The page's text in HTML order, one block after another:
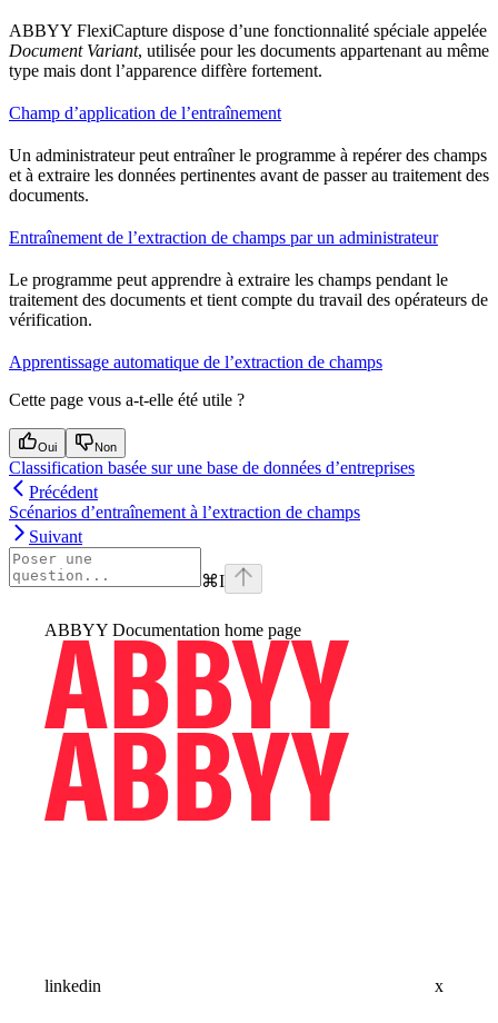
ABBYY FlexiCapture dispose d’une fonctionnalité spéciale appelée
Document Variant, utilisée pour les documents appartenant au même
type mais dont l’apparence diffère fortement.
Champ d’application de l’entraînement
Un administrateur peut entraîner le programme à repérer des champs
et à extraire les données pertinentes avant de passer au traitement des
documents.
Entraînement de l’extraction de champs par un administrateur
Le programme peut apprendre à extraire les champs pendant le
traitement des documents et tient compte du travail des opérateurs de
vérification.
Apprentissage automatique de l’extraction de champs
Cette page vous a-t-elle été utile ?
Oui Non
Classification basée sur une base de données d’entreprises
Précédent
Scénarios d’entraînement à l’extraction de champs
Suivant
⌘I
ABBYY Documentation home page
linkedin x